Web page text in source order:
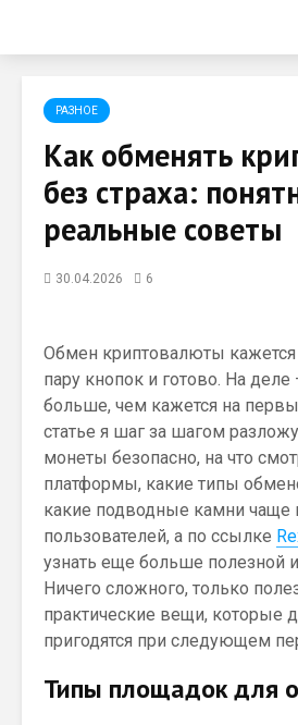
РАЗНОЕ
Как обменять
без страха:
реальные советы
30.04.2026 6
Обмен криптовалюты
пару кнопок и готово. На
больше, чем кажется на
статье я шаг за шагом
монеты безопасно, на что
платформы, какие типы
какие подводные камни чаще
пользователей, а по ссылке
узнать еще больше полезной
Ничего сложного, только
практические вещи, которые
пригодятся при следующем
Типы площадок для